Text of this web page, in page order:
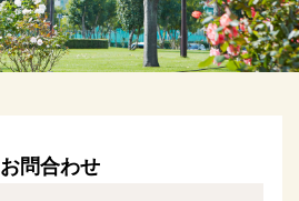
お問合わせ